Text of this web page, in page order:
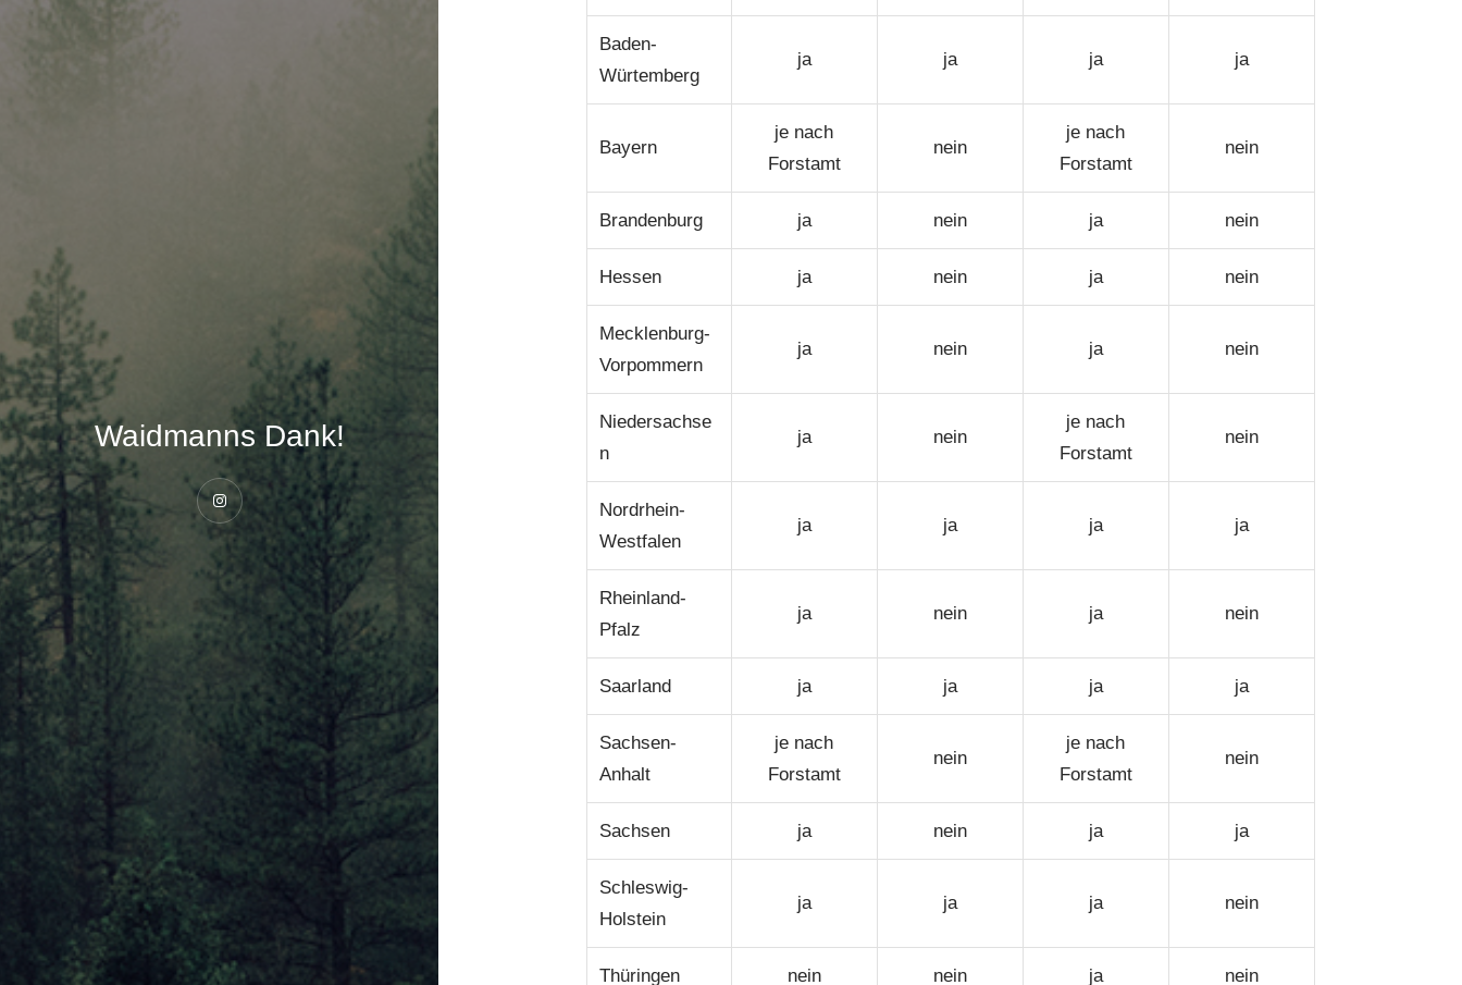
Waidmanns Dank!
Instagram
Baden-
Würtemberg
ja ja ja ja
Bayern
je nach
Forstamt
nein
je nach
Forstamt
nein
Brandenburg ja nein ja nein
Hessen ja nein ja nein
Mecklenburg-
Vorpommern
ja nein ja nein
Niedersachse
n
ja nein
je nach
Forstamt
nein
Nordrhein-
Westfalen
ja ja ja ja
Rheinland-
Pfalz
ja nein ja nein
Saarland ja ja ja ja
Sachsen-
Anhalt
je nach
Forstamt
nein
je nach
Forstamt
nein
Sachsen ja nein ja ja
Schleswig-
Holstein
ja ja ja nein
Thüringen nein nein ja nein